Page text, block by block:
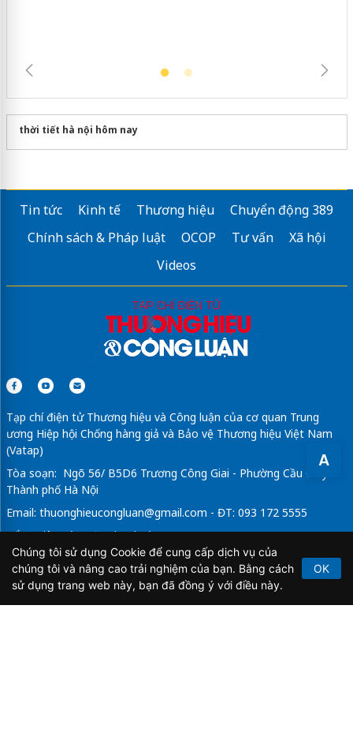
A
thời tiết hà nội hôm nay
Tin tức Kinh tế Thương hiệu
Chuyển động 389
Chính sách & Pháp luật
OCOP Tư vấn
Xã hội
Videos
Tạp chí điện tử Thương hiệu và Công luận của cơ quan Trung
ương Hiệp hội Chống hàng giả và Bảo vệ Thương hiệu Việt Nam
(Vatap)
Tòa soạn: Ngõ 56/ B5D6 Trương Công Giai - Phường Cầu Giấy -
Thành phố Hà Nội
Email: thuonghieucongluan@gmail.com - ĐT: 093 172 5555
Tổng Biên Tập: Vũ Đức Thuận
Giấy phép hoạt động báo chí điện tử số 64/GP-BTTTT do Bộ
Thông tin và Truyền thông cấp ngày 21/2/2020.
Chúng tôi sử dụng Cookie để cung cấp dịch vụ của
chúng tôi và nâng cao trải nghiệm của bạn. Bằng cách
sử dụng trang web này, bạn đã đồng ý với điều này.
OK